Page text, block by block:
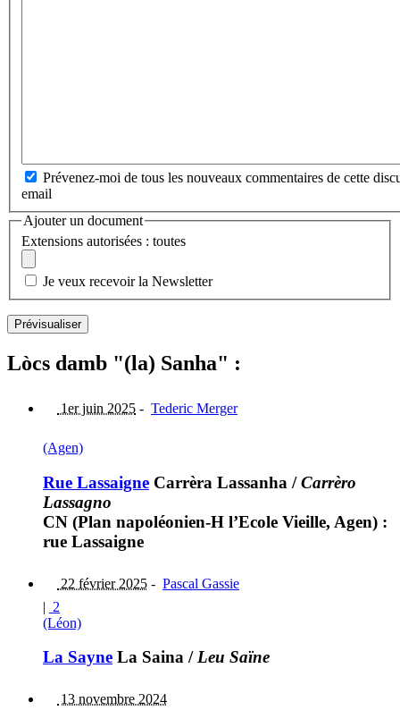
Prévenez-moi de tous les nouveaux commentaires de cette
email
Ajouter un document
Extensions autorisées : toutes
Je veux recevoir la Newsletter
Lòcs damb "(la) Sanha" :
1er juin 2025 - Tederic Merger
(Agen)
Rue Lassaigne Carrèra Lassanha /Carrèro
Lassagno
CN (Plan napoléonien-H l’Ecole Vieille, Agen) :
rue Lassaigne
22 février 2025 - Pascal Gassie
| 2
(Léon)
La Sayne La Saina /Leu Saïne
13 novembre 2024